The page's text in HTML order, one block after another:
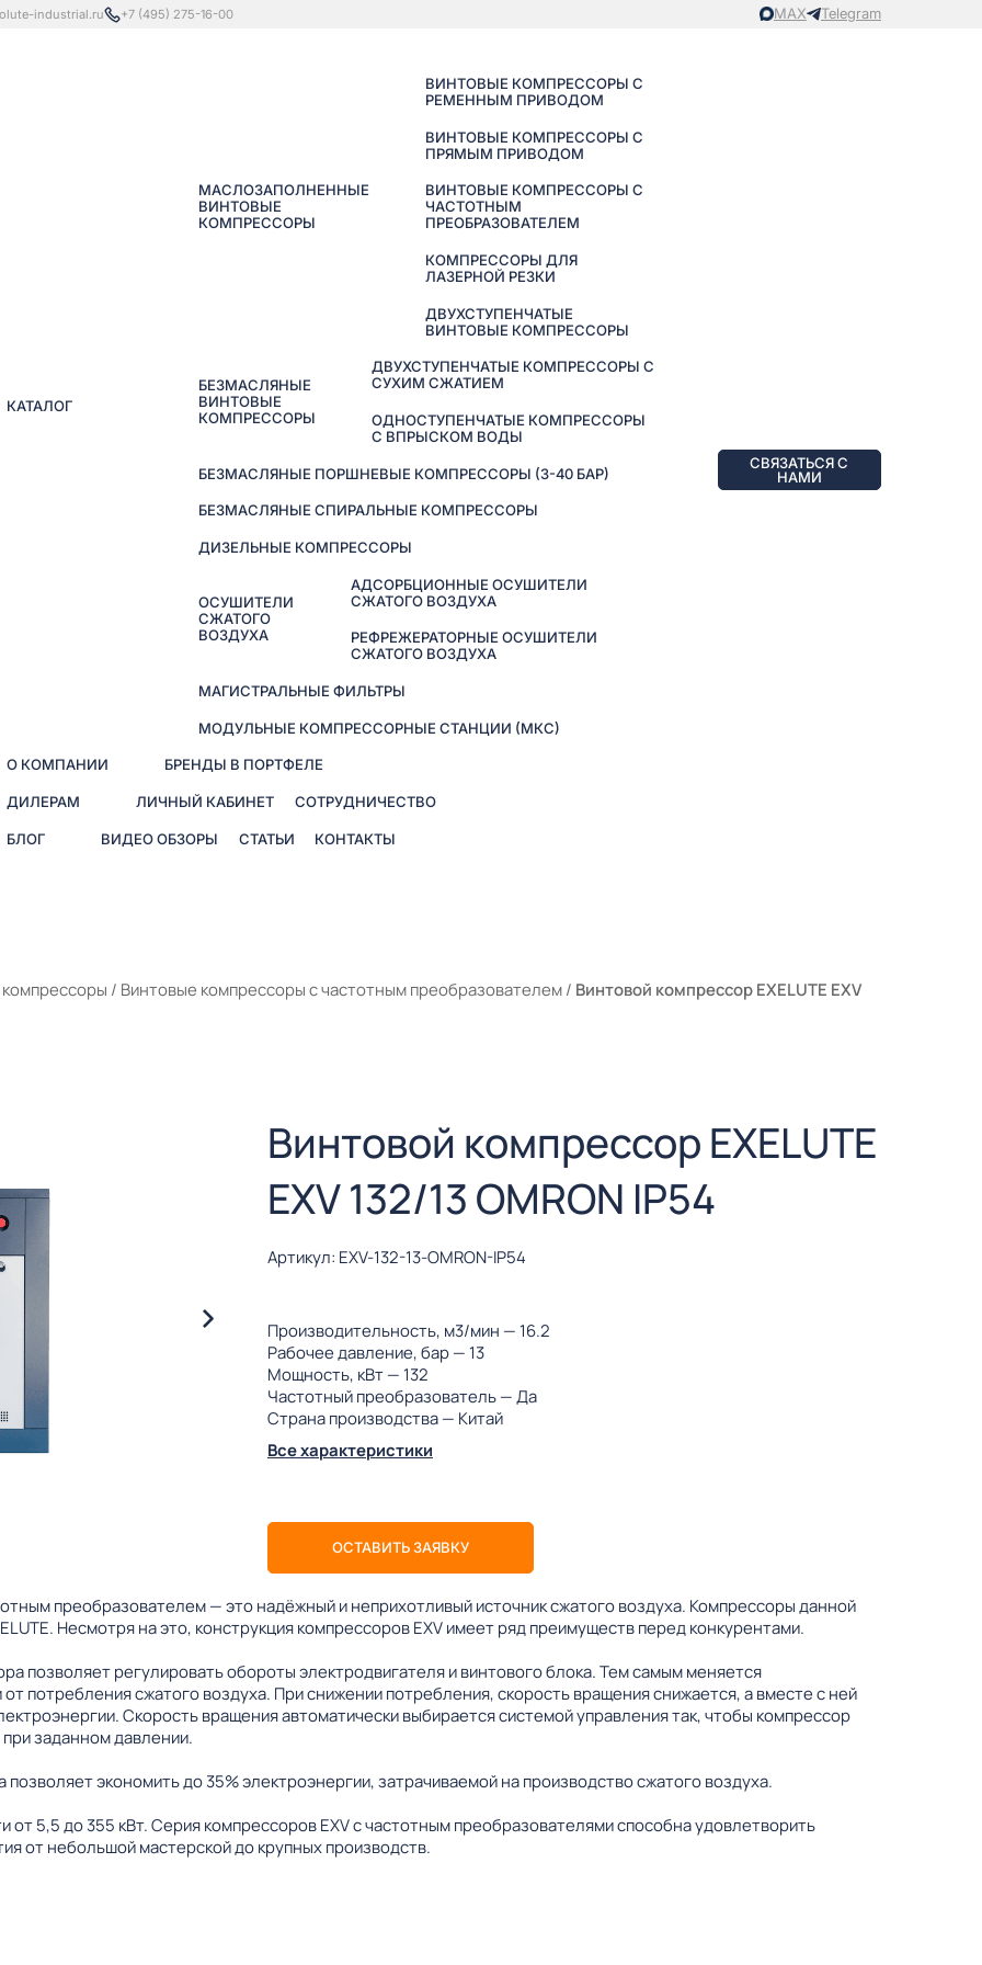
industrial.ru +7 (495) 275-16-00 MAX Telegram
КАТАЛОГ
МАСЛОЗАПОЛНЕННЫЕ
ВИНТОВЫЕ
КОМПРЕССОРЫ
ВИНТОВЫЕ КОМПРЕССОРЫ С
РЕМЕННЫМ ПРИВОДОМ
ВИНТОВЫЕ КОМПРЕССОРЫ С
ПРЯМЫМ ПРИВОДОМ
ВИНТОВЫЕ КОМПРЕССОРЫ С
ЧАСТОТНЫМ
ПРЕОБРАЗОВАТЕЛЕМ
КОМПРЕССОРЫ ДЛЯ
ЛАЗЕРНОЙ РЕЗКИ
ДВУХСТУПЕНЧАТЫЕ
ВИНТОВЫЕ КОМПРЕССОРЫ
БЕЗМАСЛЯНЫЕ
ВИНТОВЫЕ
КОМПРЕССОРЫ
ДВУХСТУПЕНЧАТЫЕ КОМПРЕССОРЫ С
СУХИМ СЖАТИЕМ
ОДНОСТУПЕНЧАТЫЕ КОМПРЕССОРЫ
С ВПРЫСКОМ ВОДЫ
БЕЗМАСЛЯНЫЕ ПОРШНЕВЫЕ КОМПРЕССОРЫ (3-40 БАР)
БЕЗМАСЛЯНЫЕ СПИРАЛЬНЫЕ КОМПРЕССОРЫ
ДИЗЕЛЬНЫЕ КОМПРЕССОРЫ
ОСУШИТЕЛИ
СЖАТОГО
ВОЗДУХА
АДСОРБЦИОННЫЕ ОСУШИТЕЛИ
СЖАТОГО ВОЗДУХА
РЕФРЕЖЕРАТОРНЫЕ ОСУШИТЕЛИ
СЖАТОГО ВОЗДУХА
МАГИСТРАЛЬНЫЕ ФИЛЬТРЫ
МОДУЛЬНЫЕ КОМПРЕССОРНЫЕ СТАНЦИИ (МКС)
О КОМПАНИИ БРЕНДЫ В ПОРТФЕЛЕ
ДИЛЕРАМ ЛИЧНЫЙ КАБИНЕТ СОТРУДНИЧЕСТВО
БЛОГ ВИДЕО ОБЗОРЫ СТАТЬИ КОНТАКТЫ
СВЯЗАТЬСЯ С
НАМИ
/ Винтовые компрессоры с частотным преобразователем / Винтовой компрессор EXELUTE EXV
Винтовой компрессор EXELUTE
EXV 132/13 OMRON IP54
Артикул: EXV-132-13-OMRON-IP54
Производительность, м3/мин — 16.2
Рабочее давление, бар — 13
Мощность, кВт — 132
Частотный преобразователь — Да
Страна производства — Китай
Все характеристики
ОСТАВИТЬ ЗАЯВКУ
преобразователем — это надёжный и неприхотливый источник сжатого воздуха. Компрессоры данной
Несмотря на это, конструкция компрессоров EXV имеет ряд преимуществ перед конкурентами.
позволяет регулировать обороты электродвигателя и винтового блока. Тем самым меняется
потребления сжатого воздуха. При снижении потребления, скорость вращения снижается, а вместе с ней
Скорость вращения автоматически выбирается системой управления так, чтобы компрессор
заданном давлении.
экономить до 35% электроэнергии, затрачиваемой на производство сжатого воздуха.
5,5 до 355 кВт. Серия компрессоров EXV с частотным преобразователями способна удовлетворить
от небольшой мастерской до крупных производств.